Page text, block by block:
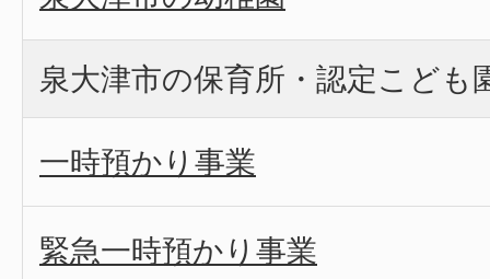
泉大津市の保育所・認定こども
一時預かり事業
緊急一時預かり事業